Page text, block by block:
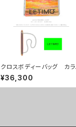
クロスボディーバッグ カラ
ー/シティーサンライズ ■配
送まで約１か月
¥36,300